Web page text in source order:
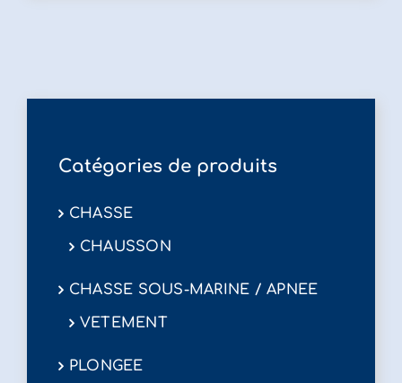
la
Catégories de produits
CHASSE
CHAUSSON
CHASSE SOUS-MARINE / APNEE
VETEMENT
PLONGEE